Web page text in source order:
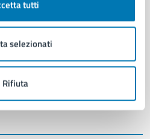
tutti
selezionati
Rifiuta